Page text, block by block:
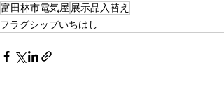
富田林市電気屋 展示品入替え
フラグシップいちはし